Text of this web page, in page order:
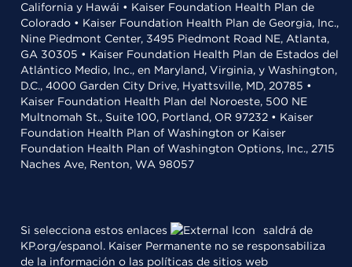
California y Hawái • Kaiser Foundation Health Plan de
Colorado • Kaiser Foundation Health Plan de Georgia, Inc.,
Nine Piedmont Center, 3495 Piedmont Road NE, Atlanta,
GA 30305 • Kaiser Foundation Health Plan de Estados del
Atlántico Medio, Inc., en Maryland, Virginia, y Washington,
D.C., 4000 Garden City Drive, Hyattsville, MD, 20785 •
Kaiser Foundation Health Plan del Noroeste, 500 NE
Multnomah St., Suite 100, Portland, OR 97232 • Kaiser
Foundation Health Plan of Washington or Kaiser
Foundation Health Plan of Washington Options, Inc., 2715
Naches Ave, Renton, WA 98057
Si selecciona estos enlaces
saldrá de
KP.org/espanol. Kaiser Permanente no se responsabiliza
de la información o las políticas de sitios web